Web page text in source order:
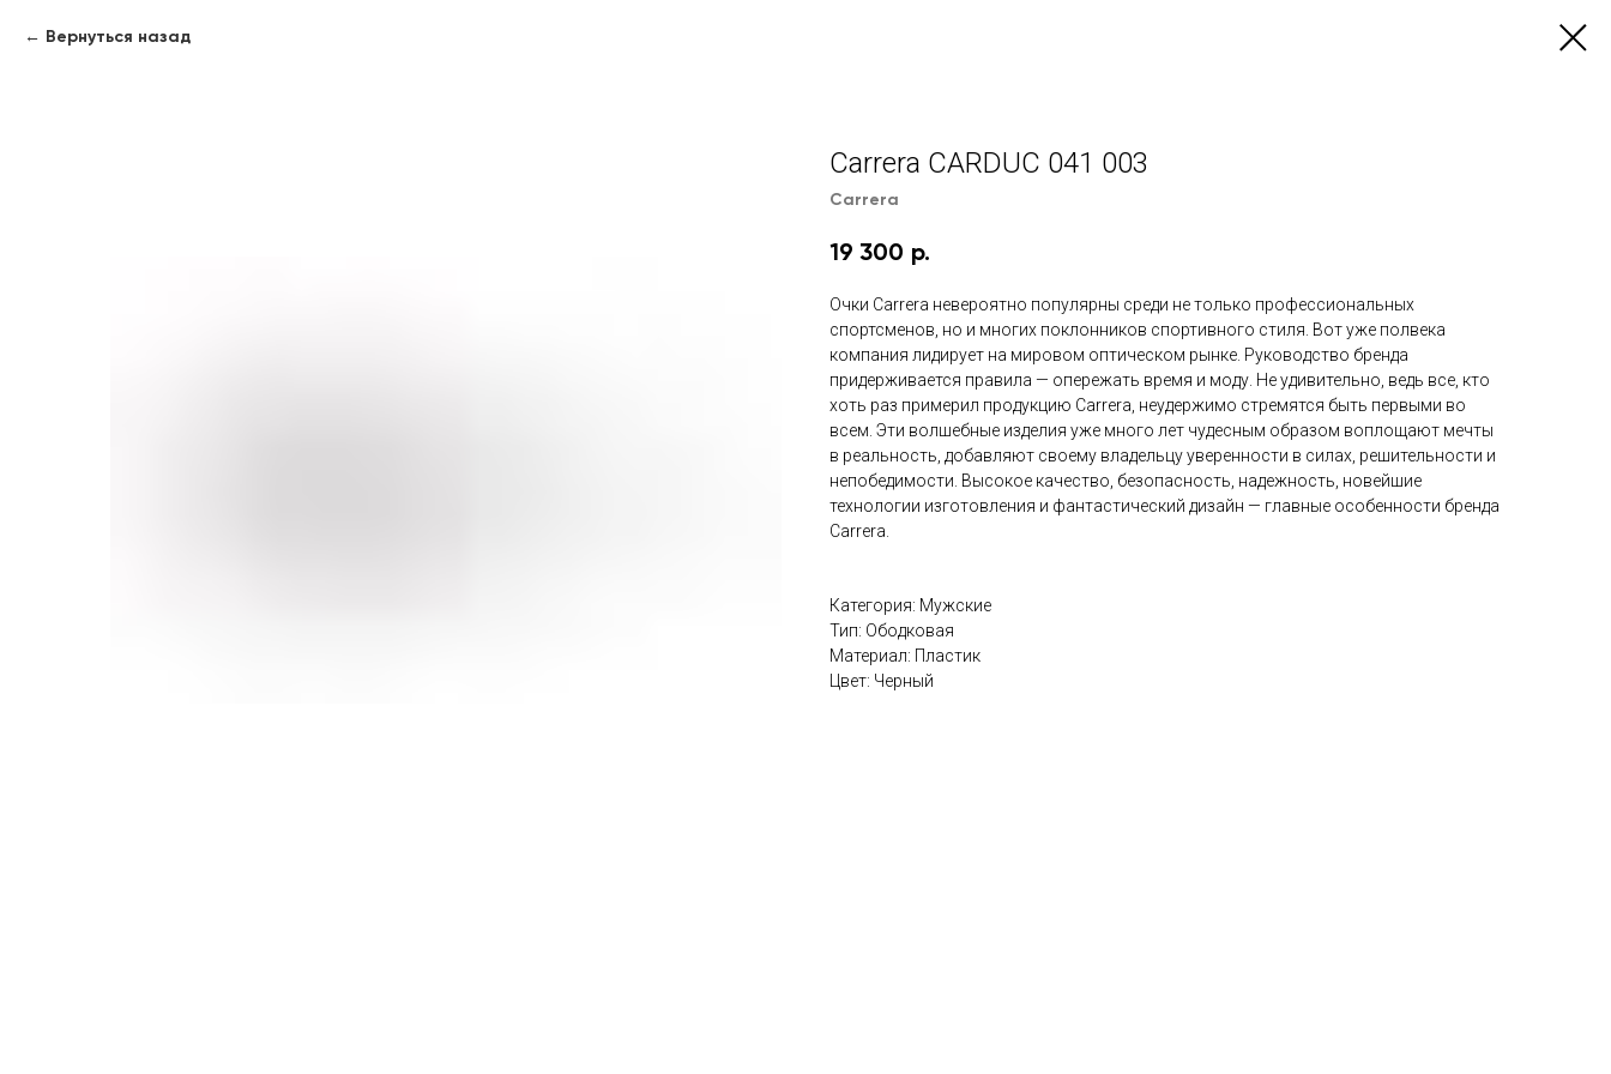
Вернуться назад
Carrera CARDUC 041 003
Carrera
19 300 р.
Очки Carrera невероятно популярны среди не только профессиональных
спортсменов, но и многих поклонников спортивного стиля. Вот уже полвека
компания лидирует на мировом оптическом рынке. Руководство бренда
придерживается правила — опережать время и моду. Не удивительно, ведь все, кто
хоть раз примерил продукцию Carrera, неудержимо стремятся быть первыми во
всем. Эти волшебные изделия уже много лет чудесным образом воплощают мечты
в реальность, добавляют своему владельцу уверенности в силах, решительности и
непобедимости. Высокое качество, безопасность, надежность, новейшие
технологии изготовления и фантастический дизайн — главные особенности бренда
Carrera.
Категория: Мужские
Тип: Ободковая
Материал: Пластик
Цвет: Черный